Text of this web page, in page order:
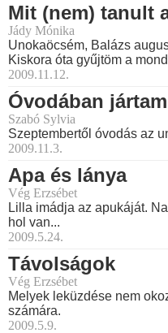
Mit (nem) tanult
Jády Mónika
Unokaöcsém, Balázs
Kiskora óta gyűjtöm a
2009.11.12.
Óvodában jártam
Szabó Sylvia
Szeptembertől óvodás az
2009.11.3.
Apa és lánya
Vég Erzsébet
Lilla imádja az apukáját.
hol van...
2009.5.24.
Távolságok
Vég Erzsébet
Melyek leküzdése nem
számára.
2009.5.9.